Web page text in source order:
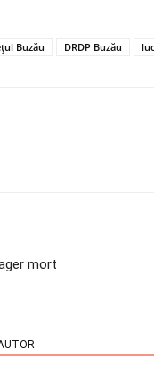
Buzău DRDP Buzău
mort